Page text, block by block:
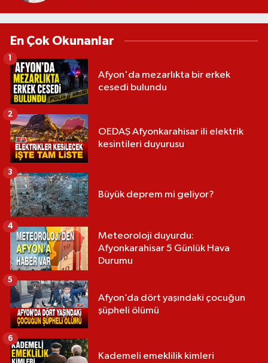
En Çok Okunanlar
Afyon'da mezarlıkta bir erkek
cesedi bulundu
1
OEDAŞ Afyonkarahisar ili elektrik
kesintileri duyurusu
2
Büyük deprem mi geliyor?
3
Meteoroloji duyurdu:
Afyonkarahisar 5 Günlük Hava
Durumu
4
Afyon’da dört yaşındaki çocuğun
şüpheli ölümü
5
Kademeli emeklilik kimleri
6